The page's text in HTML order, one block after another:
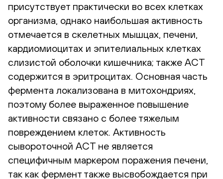
присутствует практически во всех клетках
организма, однако наибольшая активность
отмечается в скелетных мышцах, печени,
кардиомиоцитах и эпителиальных клетках
слизистой оболочки кишечника; также АСТ
содержится в эритроцитах. Основная часть
фермента локализована в митохондриях,
поэтому более выраженное повышение
активности связано с более тяжелым
повреждением клеток. Активность
сывороточной АСТ не является
специфичным маркером поражения печени,
так как фермент также высвобождается при